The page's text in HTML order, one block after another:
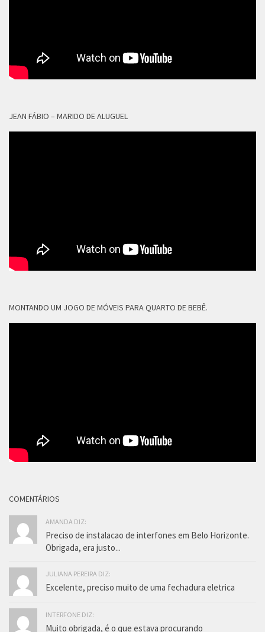
JEAN FÁBIO – MARIDO DE ALUGUEL
MONTANDO UM JOGO DE MÓVEIS PARA QUARTO DE BEBÊ.
COMENTÁRIOS
AMANDA DIZ:
Preciso de instalacao de interfones em Belo Horizonte.
Obrigada, era justo...
JULIANA PEREIRA DIZ:
Excelente, preciso muito de uma fechadura eletrica
INTERFONE DIZ:
Muito obrigada, é o que estava procurando